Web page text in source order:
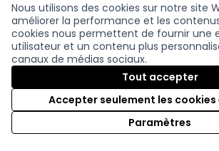
Nous utilisons des cookies sur notre site
améliorer la performance et les
cookies nous permettent de fournir une
utilisateur et un contenu plus
canaux de médias sociaux.
Tout accepter
Accepter seulement les cookies
Paramètres